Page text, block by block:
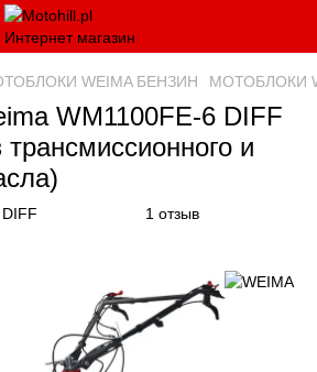
WEIMA БЕНЗИН МОТОБЛОКИ
WM1100FE-6 DIFF
и
1 отзыв